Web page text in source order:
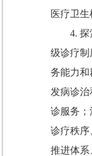
医疗卫
4. 探
级诊疗制
务能力和
发病诊
诊服务；
诊疗秩序
推进体系